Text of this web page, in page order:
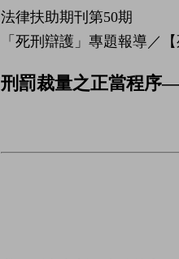
法律扶助期刊第50期
「死刑辯護」專題報導／
刑罰裁量之正當程序